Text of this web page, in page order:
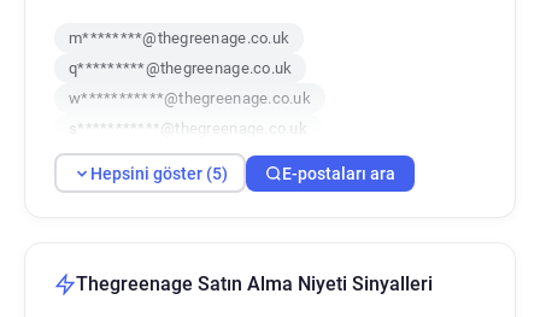
m********@thegreenage.co.uk
q*********@thegreenage.co.uk
w***********@thegreenage.co.uk
s***********@thegreenage.co.uk
f******@thegreenage.co.uk
Hepsini göster (5) E-postaları ara
Thegreenage Satın Alma Niyeti Sinyalleri